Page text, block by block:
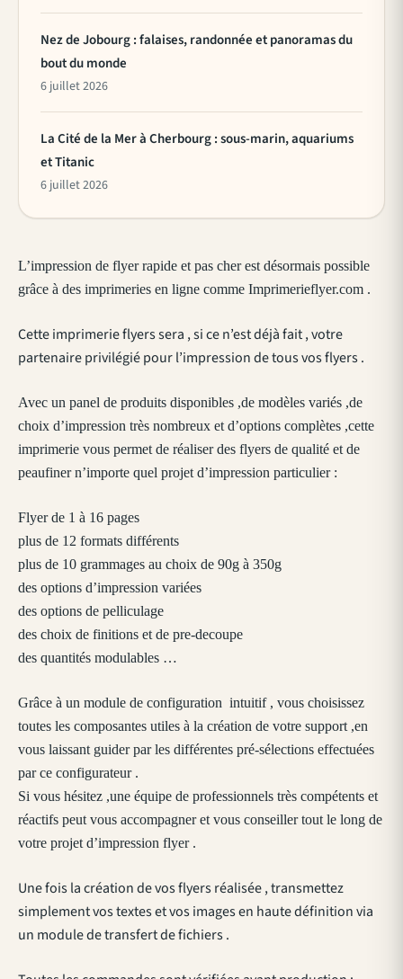
L’impression de flyer rapide et pas cher est désormais possible
grâce à des imprimeries en ligne comme Imprimerieflyer.com .
Cette imprimerie flyers sera , si ce n’est déjà fait , votre
partenaire privilégié pour l’impression de tous vos flyers .
Avec un panel de produits disponibles ,de modèles variés ,de
choix d’impression très nombreux et d’options complètes ,cette
imprimerie vous permet de réaliser des flyers de qualité et de
peaufiner n’importe quel projet d’impression particulier :
Flyer de 1 à 16 pages
plus de 12 formats différents
plus de 10 grammages au choix de 90g à 350g
des options d’impression variées
des options de pelliculage
des choix de finitions et de pre-decoupe
des quantités modulables …
Grâce à un module de configuration intuitif , vous choisissez
toutes les composantes utiles à la création de votre support ,en
vous laissant guider par les différentes pré-sélections effectuées
par ce configurateur .
Si vous hésitez ,une équipe de professionnels très compétents et
réactifs peut vous accompagner et vous conseiller tout le long de
votre projet d’impression flyer .
Une fois la création de vos flyers réalisée , transmettez
simplement vos textes et vos images en haute définition via
un module de transfert de fichiers .
Nez de Jobourg : falaises, randonnée et panoramas du
bout du monde
6 juillet 2026
La Cité de la Mer à Cherbourg : sous-marin, aquariums
et Titanic
6 juillet 2026